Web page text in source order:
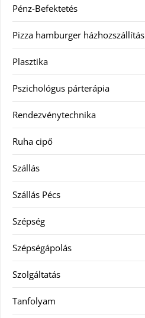
Pénz-Befektetés
Pizza hamburger házhozszállítás
Plasztika
Pszichológus párterápia
Rendezvénytechnika
Ruha cipő
Szállás
Szállás Pécs
Szépség
Szépségápolás
Szolgáltatás
Tanfolyam